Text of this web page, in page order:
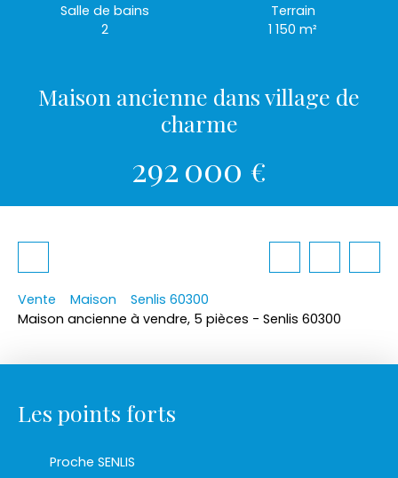
Salle de bains
2
Terrain
1 150m²
Maison ancienne dans village de
charme
292 000 €
Vente Maison
Senlis 60300
Maison ancienne à vendre, 5 pièces - Senlis 60300
Les points forts
Proche SENLIS